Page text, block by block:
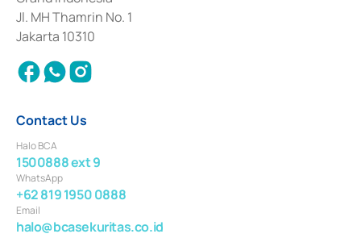
Institution for the Issuance, Transaction, and Administration and
Settlement of Commercial Paper Transactions whose license was issued in
2018.
Jl. MH Thamrin No. 1
Jakarta 10310
Contact Us
Halo BCA
1500888 ext 9
WhatsApp
+62 819 1950 0888
Email
halo@bcasekuritas.co.id